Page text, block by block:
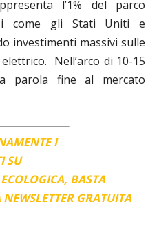
l’1% del parco
come gli Stati Uniti e
investimenti massivi sulle
Nell’arco di 10-15
parola fine al mercato
I
SU
BASTA
GRATUITA